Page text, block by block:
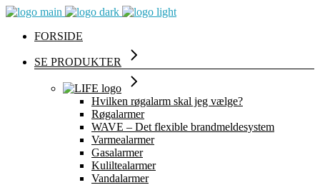
FORSIDE
SE PRODUKTER
Hvilken røgalarm skal jeg vælge?
Røgalarmer
WAVE – Det flexible brandmeldesystem
Varmealarmer
Gasalarmer
Kuliltealarmer
Vandalarmer